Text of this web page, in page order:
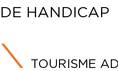
DE HANDICAP
TOURISME